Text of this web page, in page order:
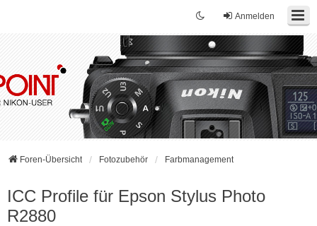
Anmelden
Foren-Übersicht Fotozubehör Farbmanagement
ICC Profile für Epson Stylus Photo
R2880